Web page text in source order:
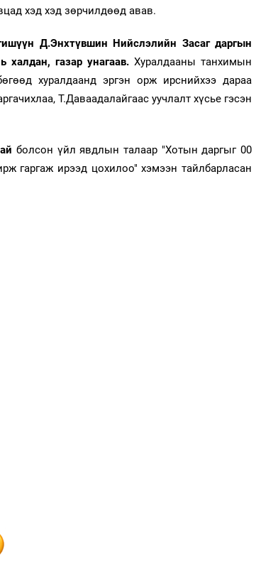
хэд хэд зөрчилдөөд авав.
Д.Энхтүвшин Нийслэлийн Засаг даргын
газар унагаав. Хуралдааны танхимын
хуралдаанд эргэн орж ирснийхээ дараа
Т.Даваадалайгаас уучлалт хүсье гэсэн
болсон үйл явдлын талаар "Хотын даргыг 00
гаргаж ирээд цохилоо" хэмээн тайлбарласан